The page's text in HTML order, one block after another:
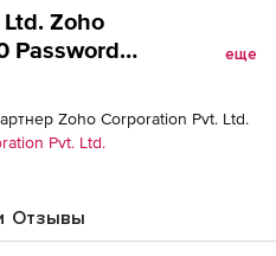
Zoho
Password
fee for 20000 Domain
еще
Zoho Corporation Pvt. Ltd.
Pvt. Ltd.
Отзывы